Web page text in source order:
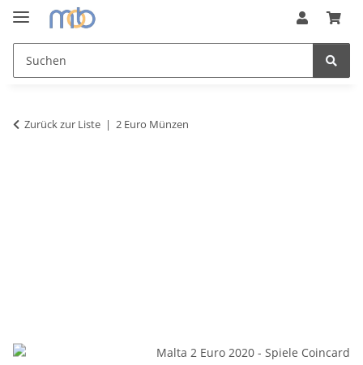
Zurück zur Liste 2 Euro Münzen